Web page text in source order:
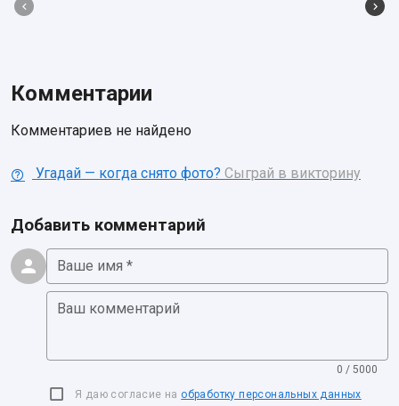
Комментарии
Комментариев не найдено
Угадай — когда снято фото? Сыграй в викторину
Добавить комментарий
Ваше имя *
Ваш комментарий
0 / 5000
Я даю согласие на обработку персональных данных